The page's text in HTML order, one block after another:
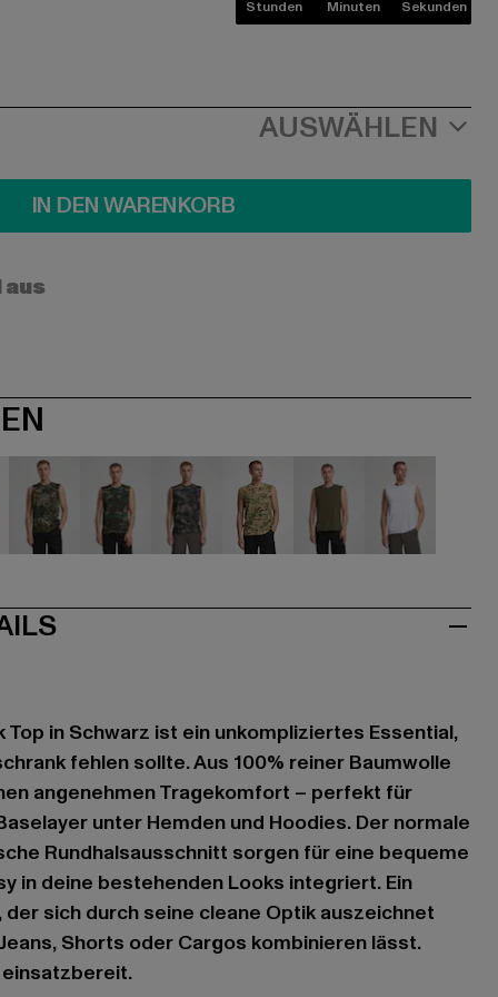
Stunden Minuten Sekunden
AUSWÄHLEN
IN DEN WARENKORB
Top in Schwarz ist ein unkompliziertes Essential,
fehlen sollte. Aus 100% reiner Baumwolle
angenehmen Tragekomfort – perfekt für
unter Hemden und Hoodies. Der normale
Rundhalsausschnitt sorgen für eine bequeme
in deine bestehenden Looks integriert. Ein
sich durch seine cleane Optik auszeichnet
Shorts oder Cargos kombinieren lässt.